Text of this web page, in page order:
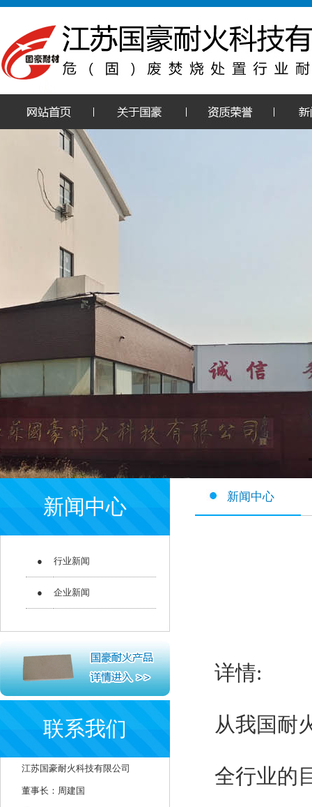
新闻中心
● 行业新闻
● 企业新闻
联系我们
江苏国豪耐火科技有限公司
董事长：周建国
新闻中心
详情:
从我国耐
全行业的